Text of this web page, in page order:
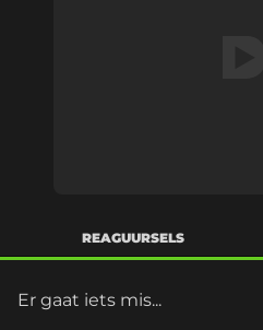
REAGUURSELS
Er gaat iets mis...